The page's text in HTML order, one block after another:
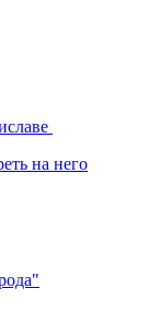
на него